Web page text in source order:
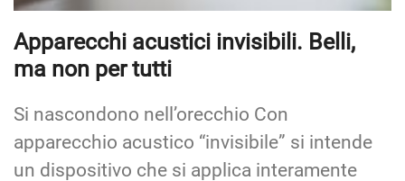
Apparecchi acustici invisibili. Belli,
ma non per tutti
Si nascondono nell’orecchio Con
apparecchio acustico “invisibile” si intende
un dispositivo che si applica interamente